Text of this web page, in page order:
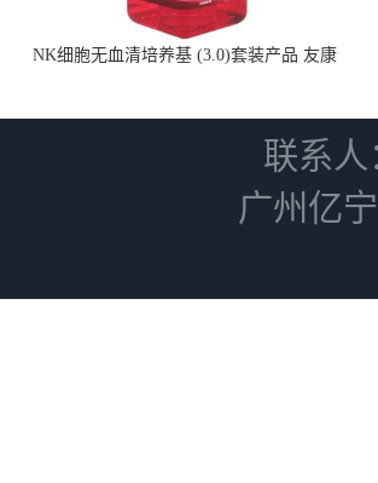
NK细胞无血清培养基 (3.0)套装产品 友康
联系人
广州亿